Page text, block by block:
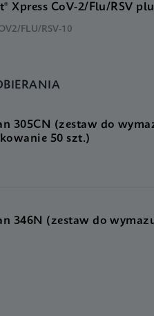
Xpress CoV-2/Flu/RSV
FLU/RSV-10
305CN (zestaw do
50 szt.)
346N (zestaw do